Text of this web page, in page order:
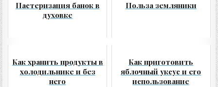
Пастеризация банок в
духовке
Польза земляники
Как хранить продукты в
холодильнике и без
него
Как приготовить
яблочный уксус и его
использование